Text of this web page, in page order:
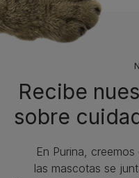
Recibe
sobre
En Purina,
las mascotas se